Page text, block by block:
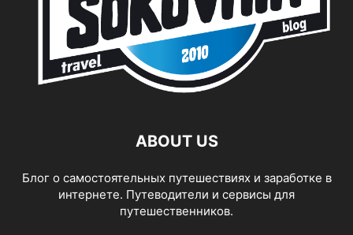
ABOUT US
Блог о самостоятельных путешествиях и заработке в
интернете. Путеводители и сервисы для
путешественников.